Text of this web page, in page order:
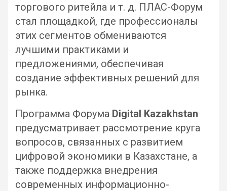
торгового ритейла и т. д. ПЛАС-Форум
стал площадкой, где профессионалы
этих сегментов обмениваются
лучшими практиками и
предложениями, обеспечивая
создание эффективных решений для
рынка.
Программа Форума Digital Kazakhstan
предусматривает рассмотрение круга
вопросов, связанных с развитием
цифровой экономики в Казахстане, а
также поддержка внедрения
современных информационно-